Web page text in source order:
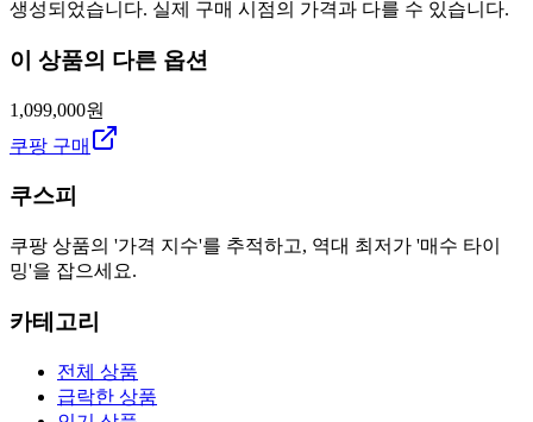
생성되었습니다. 실제 구매 시점의 가격과 다를 수 있습니다.
이 상품의 다른 옵션
1,099,000원
쿠팡 구매
쿠스피
쿠팡 상품의 '가격 지수'를 추적하고, 역대 최저가 '매수 타이
밍'을 잡으세요.
카테고리
전체 상품
급락한 상품